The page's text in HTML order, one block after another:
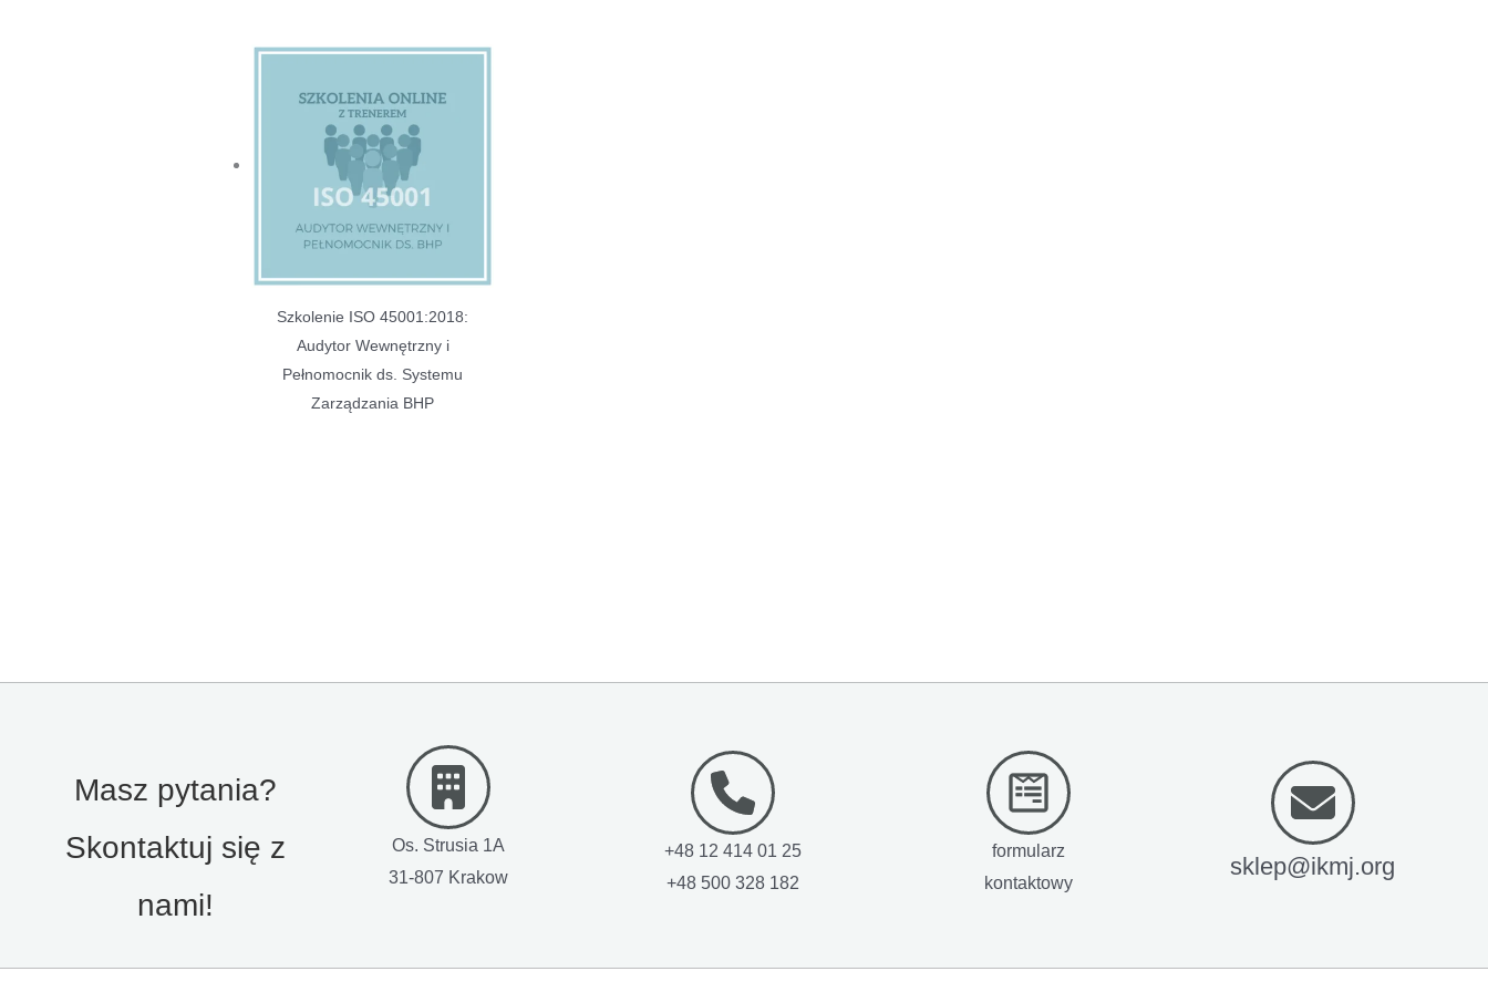
Szkolenie ISO 45001:2018:
Audytor Wewnętrzny i
Pełnomocnik ds. Systemu
Zarządzania BHP
Masz pytania?
Skontaktuj się z
nami!
Os. Strusia 1A
31-807 Krakow
+48 12 414 01 25
+48 500 328 182
formularz
kontaktowy
sklep@ikmj.org